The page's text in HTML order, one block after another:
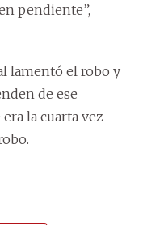
pendiente”,
lamentó el robo y
de ese
la cuarta vez